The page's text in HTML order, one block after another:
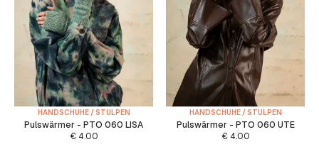
HANDSCHUHE / STULPEN
Pulswärmer - PTO 060 LISA
€4.00
HANDSCHUHE / STULPEN
Pulswärmer - PTO 060 UTE
€4.00